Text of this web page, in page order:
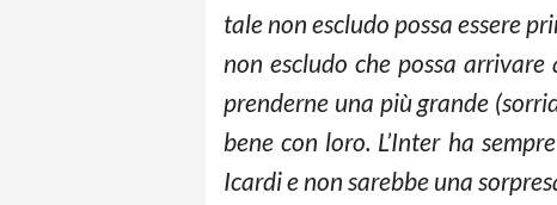
tale non escludo possa essere
non escludo che possa
prenderne una più grande
bene con loro. L’Inter ha
Icardi e non sarebbe una